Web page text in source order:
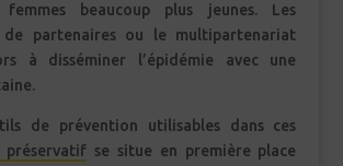
beaucoup plus jeunes. Les
de partenaires ou le multipartenariat
à disséminer l’épidémie avec une
de prévention utilisables dans ces
préservatif se situe en première place